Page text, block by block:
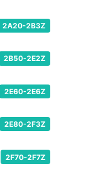
2A20-2B3Z
2B50-2E2Z
2E60-2E6Z
2E80-2F3Z
2F70-2F7Z